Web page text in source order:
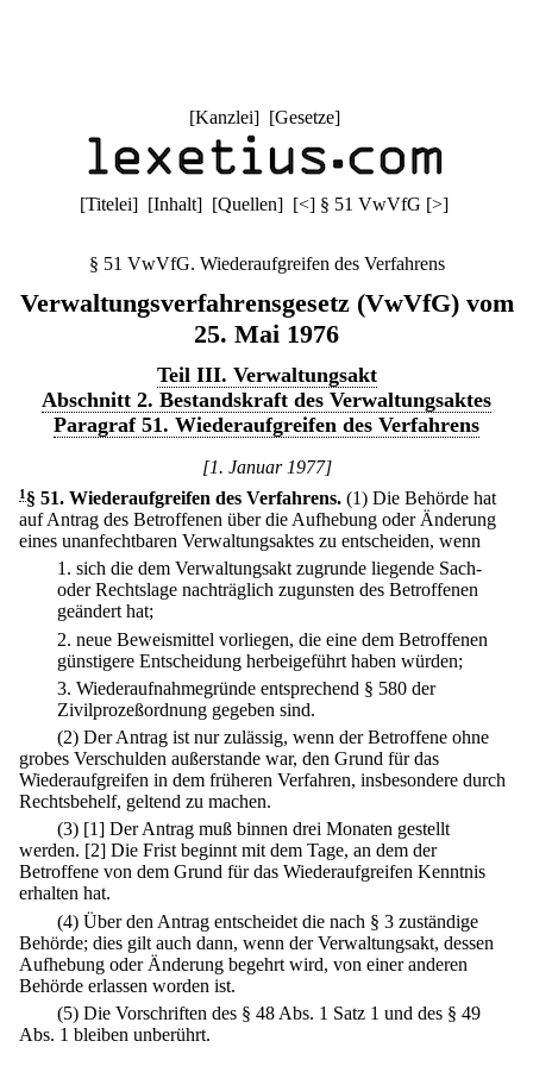
[Kanzlei] [Gesetze]
[Titelei] [Inhalt] [Quellen] [<] § 51 VwVfG [>]
§ 51 VwVfG. Wiederaufgreifen des Verfahrens
Verwaltungsverfahrensgesetz (VwVfG) vom
25. Mai 1976
Teil III. Verwaltungsakt
Abschnitt 2. Bestandskraft des Verwaltungsaktes
Paragraf 51. Wiederaufgreifen des Verfahrens
[1. Januar 1977]
1 § 51. Wiederaufgreifen des Verfahrens. (1) Die Behörde hat
auf Antrag des Betroffenen über die Aufhebung oder Änderung
eines unanfechtbaren Verwaltungsaktes zu entscheiden, wenn
1. sich die dem Verwaltungsakt zugrunde liegende Sach-
oder Rechtslage nachträglich zugunsten des Betroffenen
geändert hat;
2. neue Beweismittel vorliegen, die eine dem Betroffenen
günstigere Entscheidung herbeigeführt haben würden;
3. Wiederaufnahmegründe entsprechend § 580 der
Zivilprozeßordnung gegeben sind.
(2) Der Antrag ist nur zulässig, wenn der Betroffene ohne
grobes Verschulden außerstande war, den Grund für das
Wiederaufgreifen in dem früheren Verfahren, insbesondere durch
Rechtsbehelf, geltend zu machen.
(3) [1] Der Antrag muß binnen drei Monaten gestellt
werden. [2] Die Frist beginnt mit dem Tage, an dem der
Betroffene von dem Grund für das Wiederaufgreifen Kenntnis
erhalten hat.
(4) Über den Antrag entscheidet die nach § 3 zuständige
Behörde; dies gilt auch dann, wenn der Verwaltungsakt, dessen
Aufhebung oder Änderung begehrt wird, von einer anderen
Behörde erlassen worden ist.
(5) Die Vorschriften des § 48 Abs. 1 Satz 1 und des § 49
Abs. 1 bleiben unberührt.